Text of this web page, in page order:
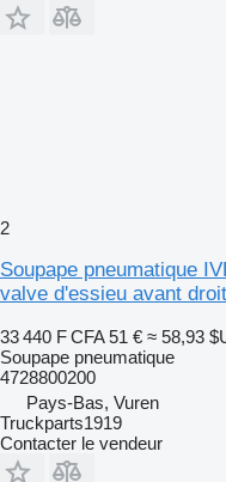
2
Soupape pneumatique
valve d'essieu avant
33 440 F CFA 51 € ≈ 58,93
Soupape pneumatique
4728800200
Pays-Bas, Vuren
Truckparts1919
Contacter le vendeur